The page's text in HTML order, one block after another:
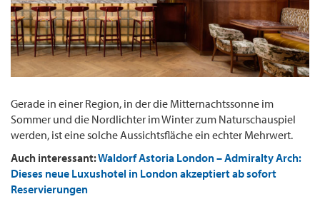
Gerade in einer Region, in der die Mitternachtssonne im
Sommer und die Nordlichter im Winter zum Naturschauspiel
werden, ist eine solche Aussichtsfläche ein echter Mehrwert.
Auch interessant:Waldorf Astoria London – Admiralty Arch:
Dieses neue Luxushotel in London akzeptiert ab sofort
Reservierungen